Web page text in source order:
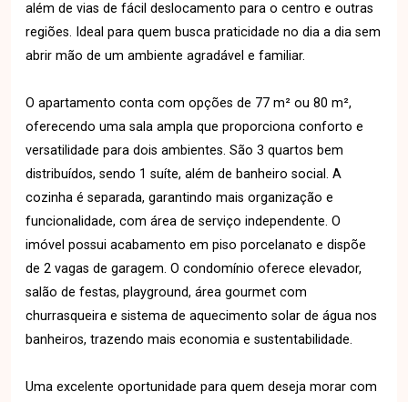
além de vias de fácil deslocamento para o centro e outras
regiões. Ideal para quem busca praticidade no dia a dia sem
abrir mão de um ambiente agradável e familiar.
O apartamento conta com opções de 77 m² ou 80 m²,
oferecendo uma sala ampla que proporciona conforto e
versatilidade para dois ambientes. São 3 quartos bem
distribuídos, sendo 1 suíte, além de banheiro social. A
cozinha é separada, garantindo mais organização e
funcionalidade, com área de serviço independente. O
imóvel possui acabamento em piso porcelanato e dispõe
de 2 vagas de garagem. O condomínio oferece elevador,
salão de festas, playground, área gourmet com
churrasqueira e sistema de aquecimento solar de água nos
banheiros, trazendo mais economia e sustentabilidade.
Uma excelente oportunidade para quem deseja morar com